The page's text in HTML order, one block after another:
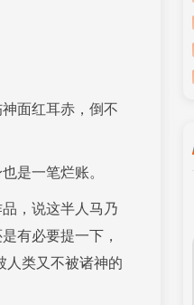
面红耳赤，倒不
是一笔烂账。
，说这半人马乃
有必要提一下，
人类又不被诸神的